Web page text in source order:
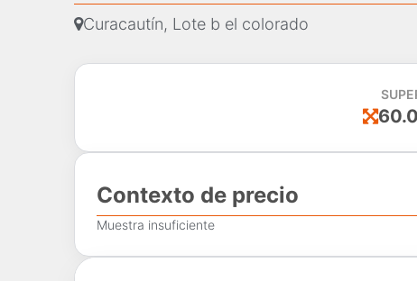
Curacautín, Lote b el colorado
Contexto de precio
Muestra insuficiente